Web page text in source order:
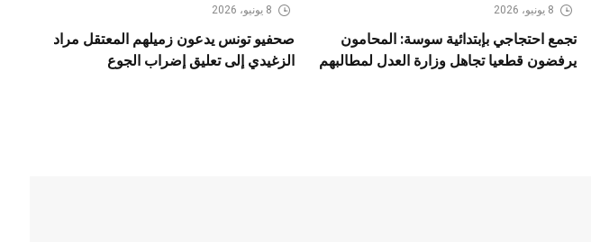
8 يونيو، 2026
تجمع احتجاجي بإبتدائية سوسة: المحامون
يرفضون قطعيا تجاهل وزارة العدل لمطالبهم
8 يونيو، 2026
صحفيو تونس يدعون زميلهم المعتقل مراد
الزغيدي إلى تعليق إضراب الجوع